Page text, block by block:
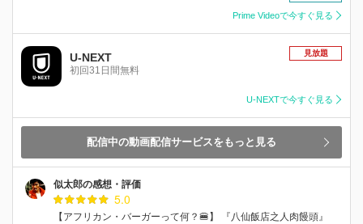
Prime Videoで今すぐ見る
U-NEXT
初回31日間無料
見放題
U-NEXTで今すぐ見る
配信中の動画配信サービスをもっと見る
似太郎の感想・評価
5.0
【アフリカン・バーガーって何？🍔】 『八仙飯店之人肉饅頭』